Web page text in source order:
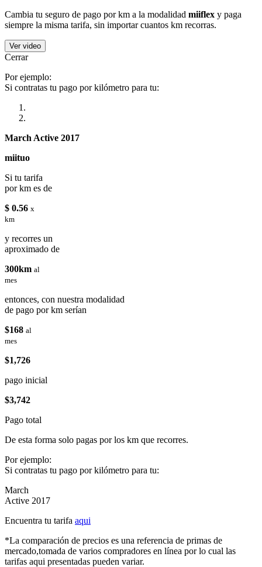
Cambia tu seguro de pago por km a la modalidad miiflex y paga
siempre la misma tarifa, sin importar cuantos km recorras.
Ver video
Cerrar
Por ejemplo:
Si contratas tu pago por kilómetro para tu:
March Active 2017
miituo
Si tu tarifa
por km es de
$ 0.56 x
km
y recorres un
aproximado de
300km al
mes
entonces, con nuestra modalidad
de pago por km serían
$168 al
mes
$1,726
pago inicial
$3,742
Pago total
De esta forma solo pagas por los km que recorres.
Por ejemplo:
Si contratas tu pago por kilómetro para tu:
March
Active 2017
Encuentra tu tarifa aqui
*La comparación de precios es una referencia de primas de
mercado,tomada de varios compradores en línea por lo cual las
tarifas aqui presentadas pueden variar.